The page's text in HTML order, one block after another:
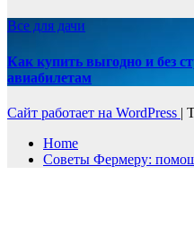
Все для дачи
Как купить выгодно и без
авиабилетам
Сайт работает на WordPress |
Home
Советы Фермеру: